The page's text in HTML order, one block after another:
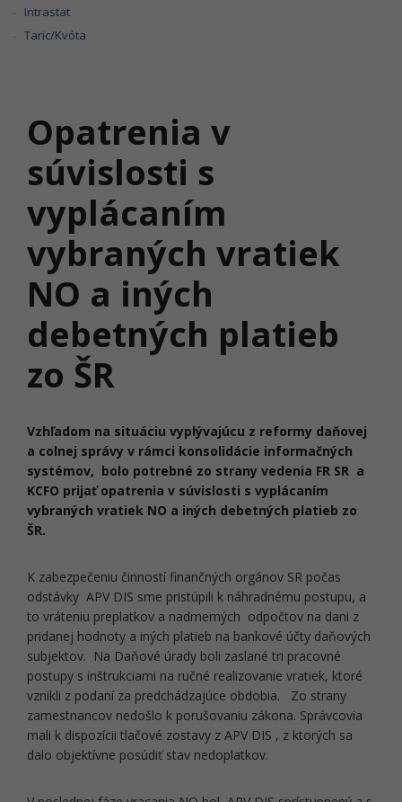
Intrastat
Taric/Kvóta
Opatrenia v
súvislosti s
vyplácaním
vybraných vratiek
NO a iných
debetných platieb
zo ŠR
Vzhľadom na situáciu vyplývajúcu z reformy daňovej
a colnej správy v rámci konsolidácie informačných
systémov, bolo potrebné zo strany vedenia FR SR a
KCFO prijať opatrenia v súvislosti s vyplácaním
vybraných vratiek NO a iných debetných platieb zo
ŠR.
K zabezpečeniu činností finančných orgánov SR počas
odstávky APV DIS sme pristúpili k náhradnému postupu, a
to vráteniu preplatkov a nadmerných odpočtov na dani z
pridanej hodnoty a iných platieb na bankové účty daňových
subjektov. Na Daňové úrady boli zaslané tri pracovné
postupy s inštrukciami na ručné realizovanie vratiek, ktoré
vznikli z podaní za predchádzajúce obdobia. Zo strany
zamestnancov nedošlo k porušovaniu zákona. Správcovia
mali k dispozícii tlačové zostavy z APV DIS , z ktorých sa
dalo objektívne posúdiť stav nedoplatkov.